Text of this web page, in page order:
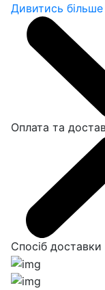
Дивитись більше
Оплата та
Спосіб доставки